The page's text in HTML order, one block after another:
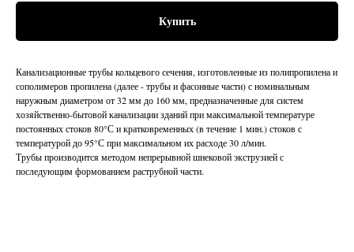
Купить
Канализационные трубы кольцевого сечения, изготовленные из полипропилена и
сополимеров пропилена (далее - трубы и фасонные части) с номинальным
наружным диаметром от 32 мм до 160 мм, предназначенные для систем
хозяйственно-бытовой канализации зданий при максимальной температуре
постоянных стоков 80°С и кратковременных (в течение 1 мин.) стоков с
температурой до 95°С при максимальном их расходе 30 л/мин.
Трубы производится методом непрерывной шнековой экструзией с
последующим формованием раструбной части.